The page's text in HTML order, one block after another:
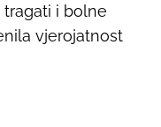
i bolne
vjerojatnost